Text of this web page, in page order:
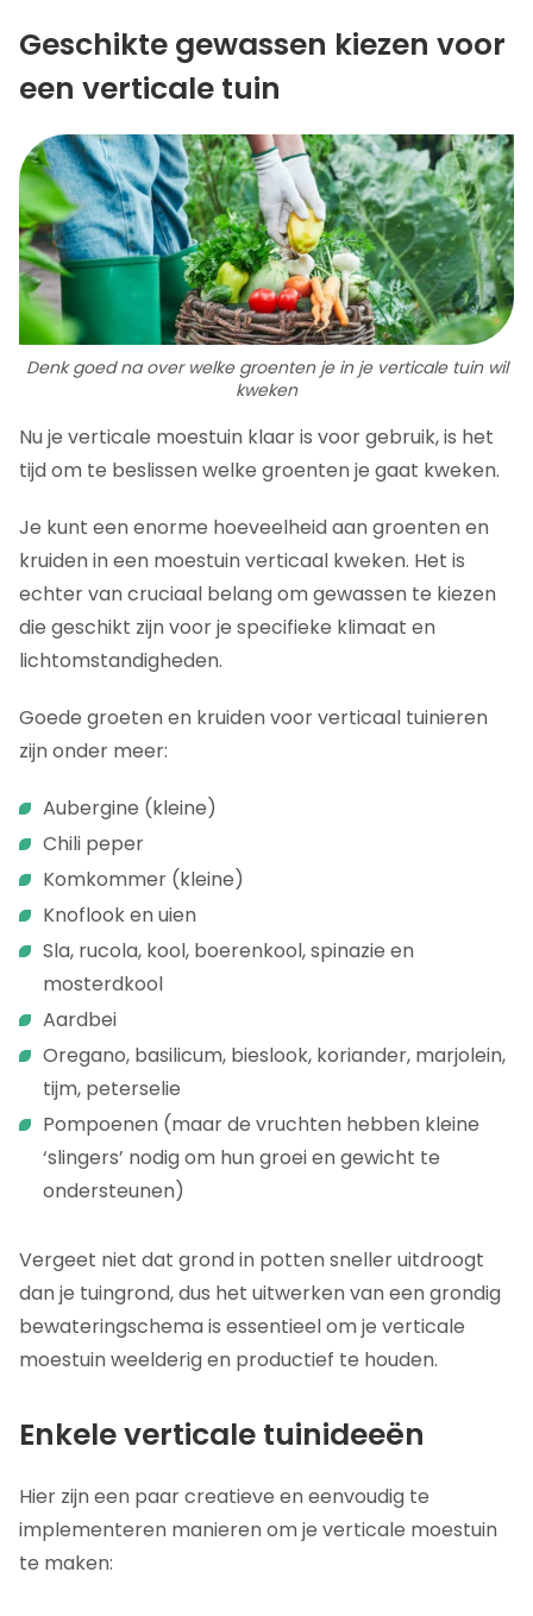
Geschikte gewassen kiezen voor
een verticale tuin
Denk goed na over welke groenten je in je verticale tuin wil
kweken
Nu je verticale moestuin klaar is voor gebruik, is het
tijd om te beslissen welke groenten je gaat kweken.
Je kunt een enorme hoeveelheid aan groenten en
kruiden in een moestuin verticaal kweken. Het is
echter van cruciaal belang om gewassen te kiezen
die geschikt zijn voor je specifieke klimaat en
lichtomstandigheden.
Goede groeten en kruiden voor verticaal tuinieren
zijn onder meer:
Aubergine (kleine)
Chili peper
Komkommer (kleine)
Knoflook en uien
Sla, rucola, kool, boerenkool, spinazie en
mosterdkool
Aardbei
Oregano, basilicum, bieslook, koriander, marjolein,
tijm, peterselie
Pompoenen (maar de vruchten hebben kleine
‘slingers’ nodig om hun groei en gewicht te
ondersteunen)
Vergeet niet dat grond in potten sneller uitdroogt
dan je tuingrond, dus het uitwerken van een grondig
bewateringschema is essentieel om je verticale
moestuin weelderig en productief te houden.
Enkele verticale tuinideeën
Hier zijn een paar creatieve en eenvoudig te
implementeren manieren om je verticale moestuin
te maken: